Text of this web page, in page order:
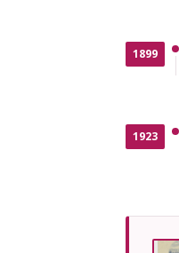
1899
1923